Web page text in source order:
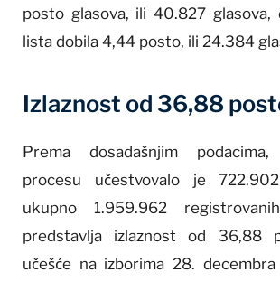
posto glasova, ili 40.827 glasova,
lista dobila 4,44 posto, ili 24.384
Izlaznost od 36,88
Prema dosadašnjim
procesu učestvovalo je
ukupno 1.959.962
predstavlja izlaznost od 36,88
učešće na izborima 28.